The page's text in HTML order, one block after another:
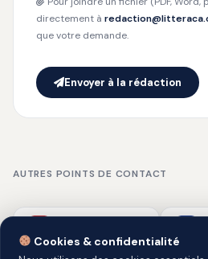
directement à
que votre demande.
Envoyer à la rédaction
AUTRES POINTS DE CONTACT
Cookies & confidentialité